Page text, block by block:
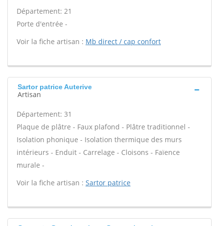
Département: 21
Porte d'entrée -
Voir la fiche artisan : Mb direct / cap confort
Sartor patrice Auterive
Artisan
Département: 31
Plaque de plâtre - Faux plafond - Plâtre traditionnel -
Isolation phonique - Isolation thermique des murs
intérieurs - Enduit - Carrelage - Cloisons - Faïence
murale -
Voir la fiche artisan : Sartor patrice